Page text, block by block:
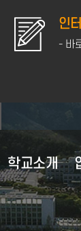
인
- 바
학교소개